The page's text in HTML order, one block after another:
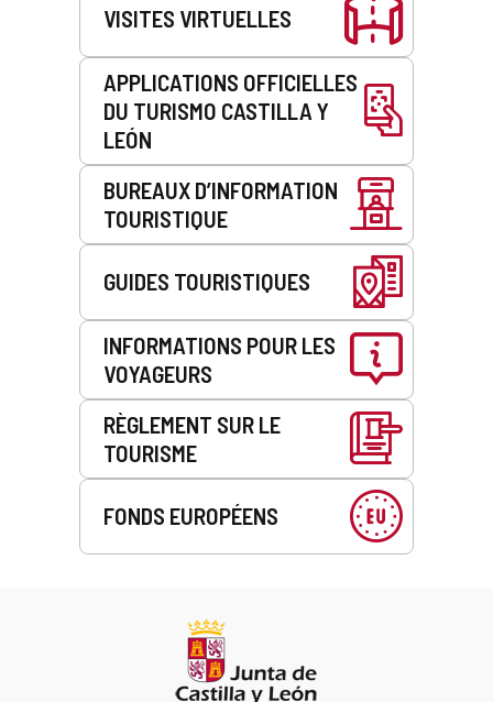
VISITES VIRTUELLES
APPLICATIONS OFFICIELLES
DU TURISMO CASTILLA Y
LEÓN
BUREAUX D’INFORMATION
TOURISTIQUE
GUIDES TOURISTIQUES
INFORMATIONS POUR LES
VOYAGEURS
RÈGLEMENT SUR LE
TOURISME
FONDS EUROPÉENS